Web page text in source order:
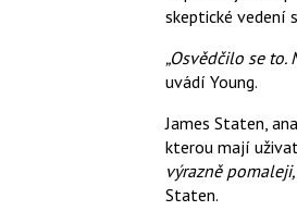
skeptické vedení
„Osvědčilo se to.
uvádí Young.
James Staten,
kterou mají
výrazně
Staten.